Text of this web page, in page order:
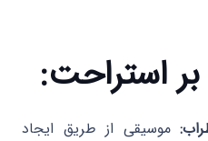
استراحت:
موسیقی از طریق ایجاد